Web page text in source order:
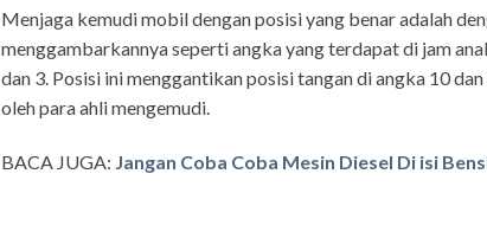
Menjaga kemudi mobil dengan posisi yang benar adalah
menggambarkannya seperti angka yang terdapat di jam
dan 3. Posisi ini menggantikan posisi tangan di angka 10
oleh para ahli mengemudi.
BACA JUGA: Jangan Coba Coba Mesin Diesel Di isi